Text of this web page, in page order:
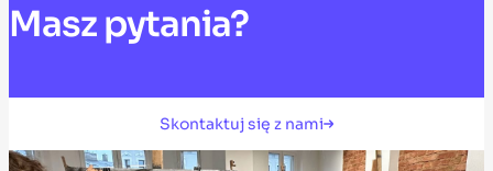
Masz pytania?
Skontaktuj się z nami